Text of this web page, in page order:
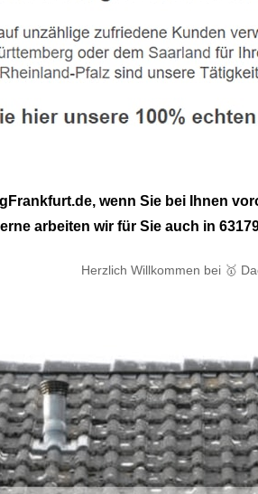
wenn Sie bei Ihnen
arbeiten wir für Sie auch in
Herzlich Willkommen bei 🥇